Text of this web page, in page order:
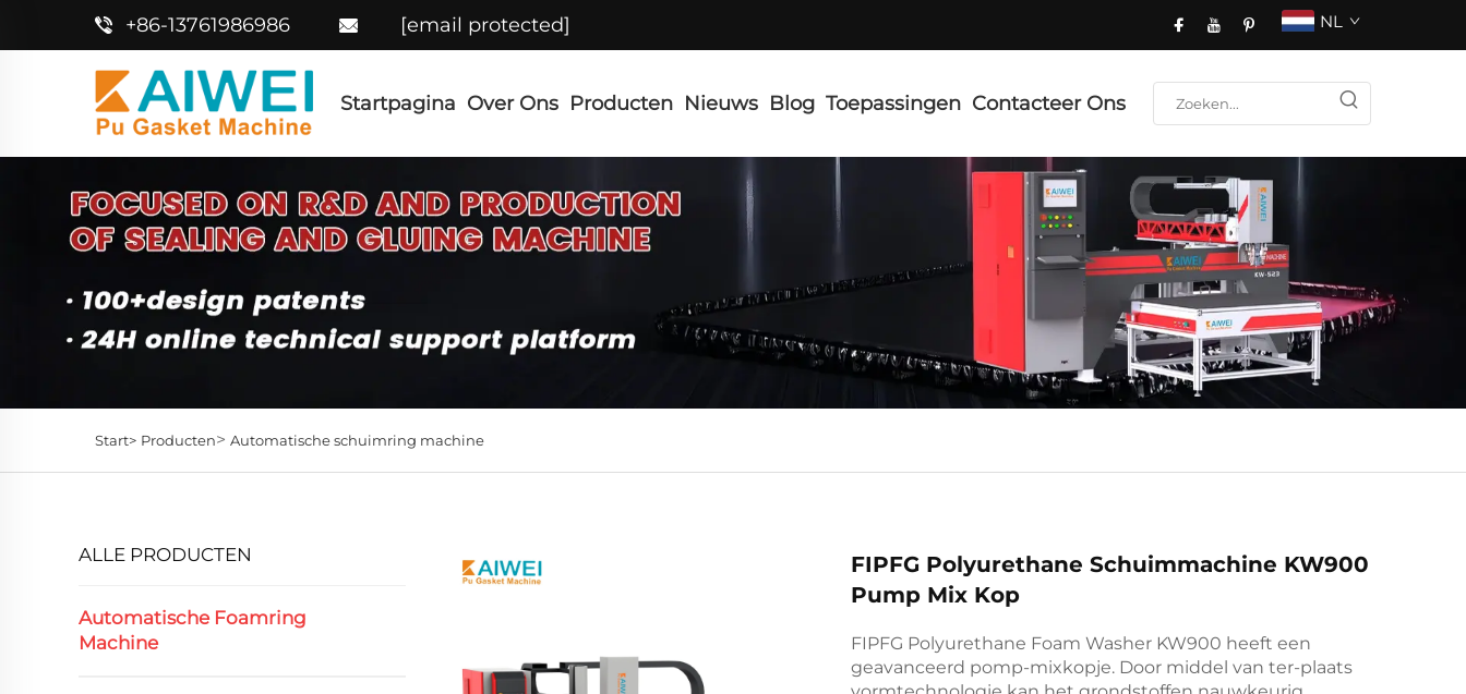
+86-13761986986 [email protected] NL
Startpagina Over Ons Producten Nieuws Blog Toepassingen Contacteer Ons
Start> Producten> Automatische schuimring machine
ALLE PRODUCTEN
Automatische Foamring
Machine
FIPFG Polyurethane Schuimmachine KW900
Pump Mix Kop
FIPFG Polyurethane Foam Washer KW900 heeft een
geavanceerd pomp-mixkopje. Door middel van ter-plaats